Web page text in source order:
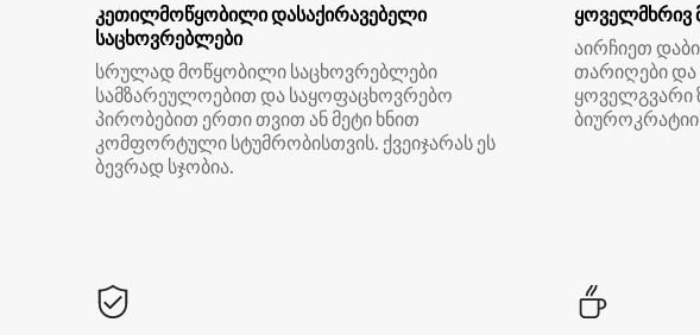
კეთილმოწყობილი დასაქირავებელი
საცხოვრებლები
სრულად მოწყობილი საცხოვრებლები
სამზარეულოებით და საყოფაცხოვრებო
პირობებით ერთი თვით ან მეტი ხნით
კომფორტული სტუმრობისთვის. ქვეიჯარას ეს
ბევრად სჯობია.
ყოველმხრივ
აირჩიეთ
თარიღები და
ყოველგვარი